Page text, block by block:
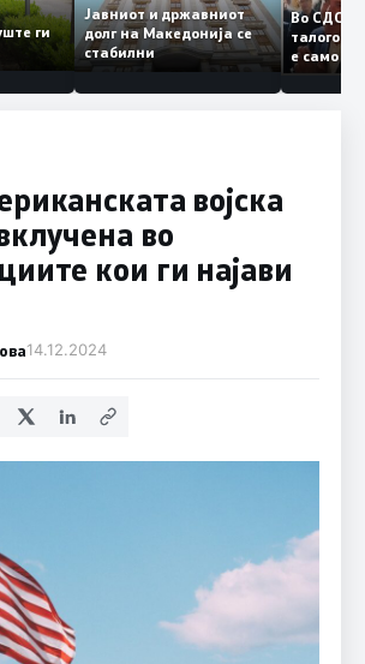
уште ги
Јавниот и државниот
долг на Македонија се
стабилни
Во
е
Заев
војска
во
кои ги најави
14.12.2024